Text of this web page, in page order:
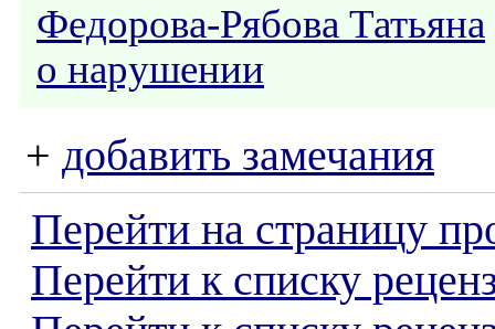
Федорова-Рябова Татьяна
о нарушении
+ добавить замечания
Перейти на страницу
Перейти к списку